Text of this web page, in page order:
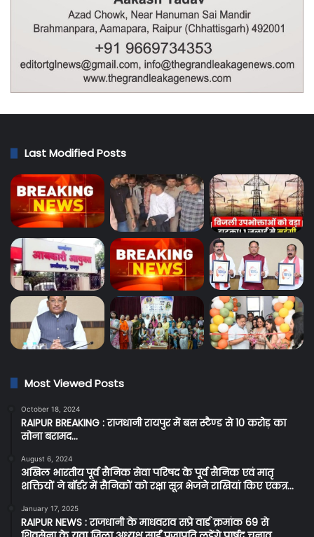
Last Modified Posts
Most Viewed Posts
October 18, 2024
RAIPUR BREAKING : राजधानी रायपुर में बस स्टैण्ड से 10 करोड़ का
सोना बरामद…
August 6, 2024
अखिल भारतीय पूर्व सैनिक सेवा परिषद के पूर्व सैनिक एवं मातृ
शक्तियों ने बॉर्डर में सैनिकों को रक्षा सूत्र भेजने राखियां किए एकत्र…
January 17, 2025
RAIPUR NEWS : राजधानी के माधवराव सप्रे वार्ड क्रमांक 69 से